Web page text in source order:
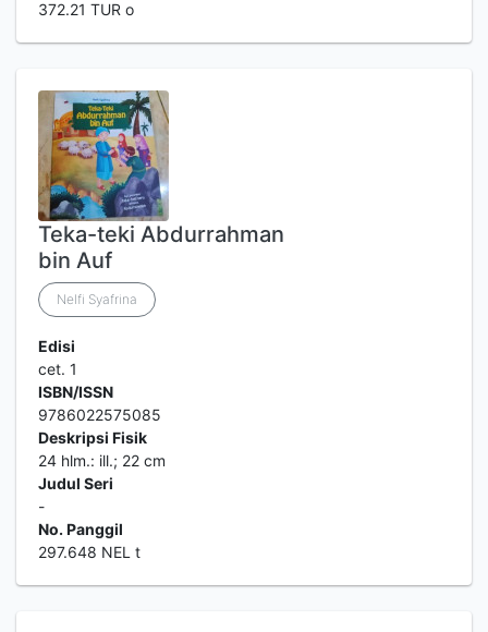
372.21 TUR o
Teka-teki Abdurrahman
bin Auf
Nelfi Syafrina
Edisi
cet. 1
ISBN/ISSN
9786022575085
Deskripsi Fisik
24 hlm.: ill.; 22 cm
Judul Seri
-
No. Panggil
297.648 NEL t